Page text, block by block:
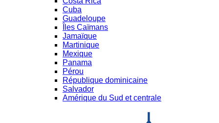
Cuba
Guadeloupe
Îles Caïmans
Jamaïque
Martinique
Mexique
Panama
Pérou
République dominicaine
Salvador
Amérique du Sud et centrale